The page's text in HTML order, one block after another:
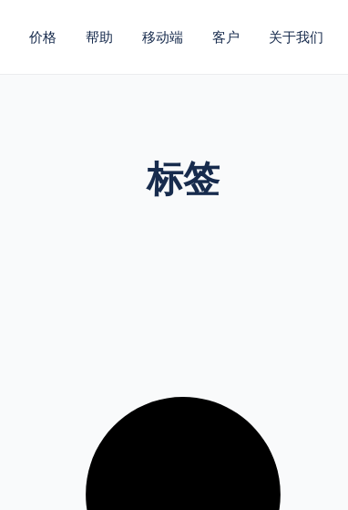
价格 帮助 移动端 客户 关于我们
标签